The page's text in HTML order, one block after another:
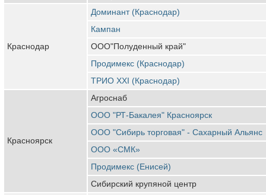
Краснодар
Доминант (Краснодар)
Кампан
ООО"Полуденный край"
Продимекс (Краснодар)
ТРИО XXI (Краснодар)
Красноярск
Агроснаб
ООО "РТ-Бакалея" Красноярск
ООО "Сибирь торговая" - Сахарный Альянс
ООО «СМК»
Продимекс (Енисей)
Сибирский крупяной центр